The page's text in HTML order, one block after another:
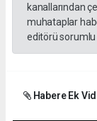
kanallarından
muhataplar
editörü sorumlu
Habere Ek